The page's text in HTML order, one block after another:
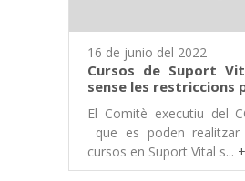
16 de junio del 2022
Cursos de Suport
sense les restriccions
El Comitè executiu del
que es poden
cursos en Suport Vital s...